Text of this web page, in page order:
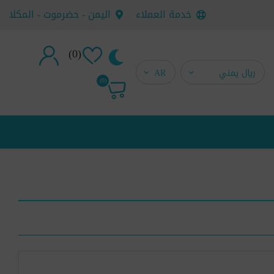
خدمة العملاء اليمن - حضرموت - المكلا
(0)
تسجيل جديد(0)